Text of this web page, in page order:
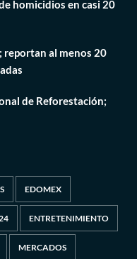
homicidios en casi 20
reportan al menos 20
de Reforestación;
EDOMEX
ENTRETENIMIENTO
MERCADOS